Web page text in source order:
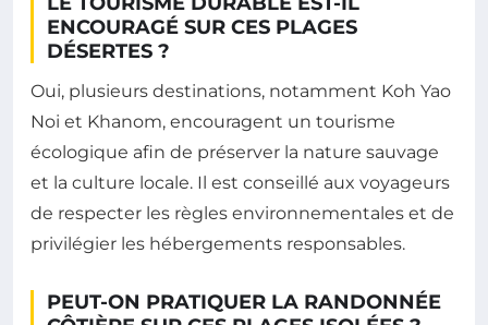
ENCOURAGÉ SUR CES PLAGES
DÉSERTES ?
Oui, plusieurs destinations, notamment Koh Yao
Noi et Khanom, encouragent un tourisme
écologique afin de préserver la nature sauvage
et la culture locale. Il est conseillé aux voyageurs
de respecter les règles environnementales et de
privilégier les hébergements responsables.
PEUT-ON PRATIQUER LA RANDONNÉE